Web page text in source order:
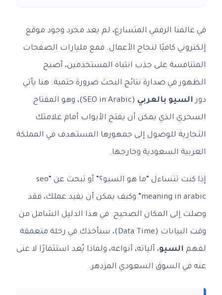
في عالمنا الرقمي المتسارع، لم يعد مجرد وجود موقع
إلكتروني كافيًا لنجاح الأعمال. فمع مليارات الصفحات
المتنافسة على جذب انتباه المستخدمين، أصبح
الظهور في صدارة نتائج البحث ضرورة حتمية. هنا يأتي
دورالسيو بالعربي (SEO in Arabic)، وهو المفتاح
السحري الذي يمكن أن يفتح الأبواب أمام علامتك
التجارية للوصول إلى جمهورها المستهدف في المملكة
العربية السعودية وخارجها.
إذا كنت تتساءل “ما هو السيو؟” أو تبحث عن “seo
meaning in arabic” وكيف يمكن أن يفيد عملك، فقد
وصلت إلى المكان الصحيح. في هذا الدليل الشامل من
وقت البيانات (Data Time)، سنأخذك في رحلة متعمقة
لفهم السيو، آلياته، أنواعه، ولماذا يُعد استثمارًا لا غنى
عنه في السوق السعودي المزدهر.